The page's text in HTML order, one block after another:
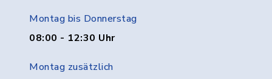
Montag bis Donnerstag
08:00 - 12:30 Uhr
Montag zusätzlich